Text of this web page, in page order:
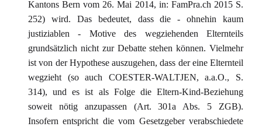
Kantons Bern vom 26. Mai 2014, in: FamPra.ch 2015 S.
252) wird. Das bedeutet, dass die - ohnehin kaum
justiziablen - Motive des wegziehenden Elternteils
grundsätzlich nicht zur Debatte stehen können. Vielmehr
ist von der Hypothese auszugehen, dass der eine Elternteil
wegzieht (so auch COESTER-WALTJEN, a.a.O., S.
314), und es ist als Folge die Eltern-Kind-Beziehung
soweit nötig anzupassen (Art. 301a Abs. 5 ZGB).
Insofern entspricht die vom Gesetzgeber verabschiedete